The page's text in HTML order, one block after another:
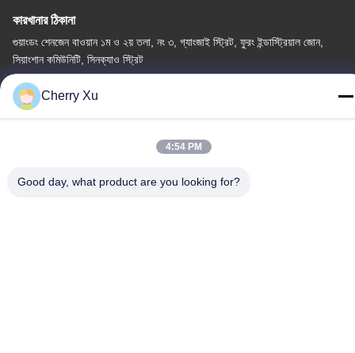
কারখানার ঠিকানা
গুয়াংডং শেনজেন বাওয়ান ১ম ও ২য় তলা, নং ৩, গ্যাংজাই স্ট্রিট, ফুরং ইন্ডাস্ট্রিয়াল জোন,
সিয়াংশান কমিউনিটি, সিনক্যাও স্ট্রিট
টেল
86-0755-27097532-8:30
Cherry Xu
4:54 PM
Good day, what product are you looking for?